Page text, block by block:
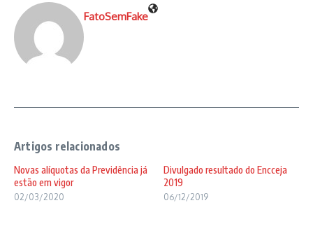
FatoSemFake
Artigos relacionados
Novas alíquotas da Previdência já
estão em vigor
02/03/2020
Divulgado resultado do Encceja
2019
06/12/2019